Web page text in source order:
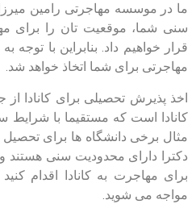
ما در موسسه مهاجرتی رامین
سنی شما، موقعیت تان را برای
قرار خواهیم داد. بنابراین با
مهاجرتی برای شما اتخاذ خواهد شد.
اخذ پذیرش تحصیلی برای کانادا
کانادا است که مستقیما با شرایط
مثال برخی دانشگاه ها برای
دکترا دارای محدودیت سنی هستند
برای مهاجرت به کانادا اقدام
مواجه می شوید.